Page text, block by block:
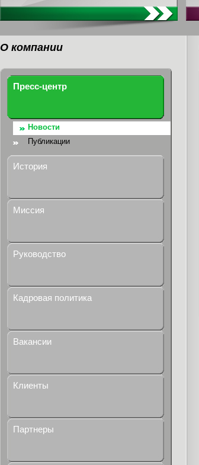
О компании
Пресс-центр
Новости
Публикации
История
Миссия
Руководство
Кадровая политика
Вакансии
Клиенты
Партнеры